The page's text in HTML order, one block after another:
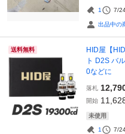
1 7/
出品中の
送料無料
HID屋【
ト D2S バ
0などに
落札
開始
未使用
1 7/